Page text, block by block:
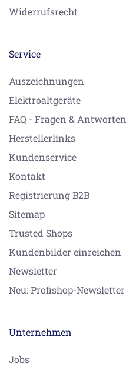
Widerrufsrecht
Service
Auszeichnungen
Elektroaltgeräte
FAQ - Fragen & Antworten
Herstellerlinks
Kundenservice
Kontakt
Registrierung B2B
Sitemap
Trusted Shops
Kundenbilder einreichen
Newsletter
Neu: Profishop-Newsletter
Unternehmen
Jobs